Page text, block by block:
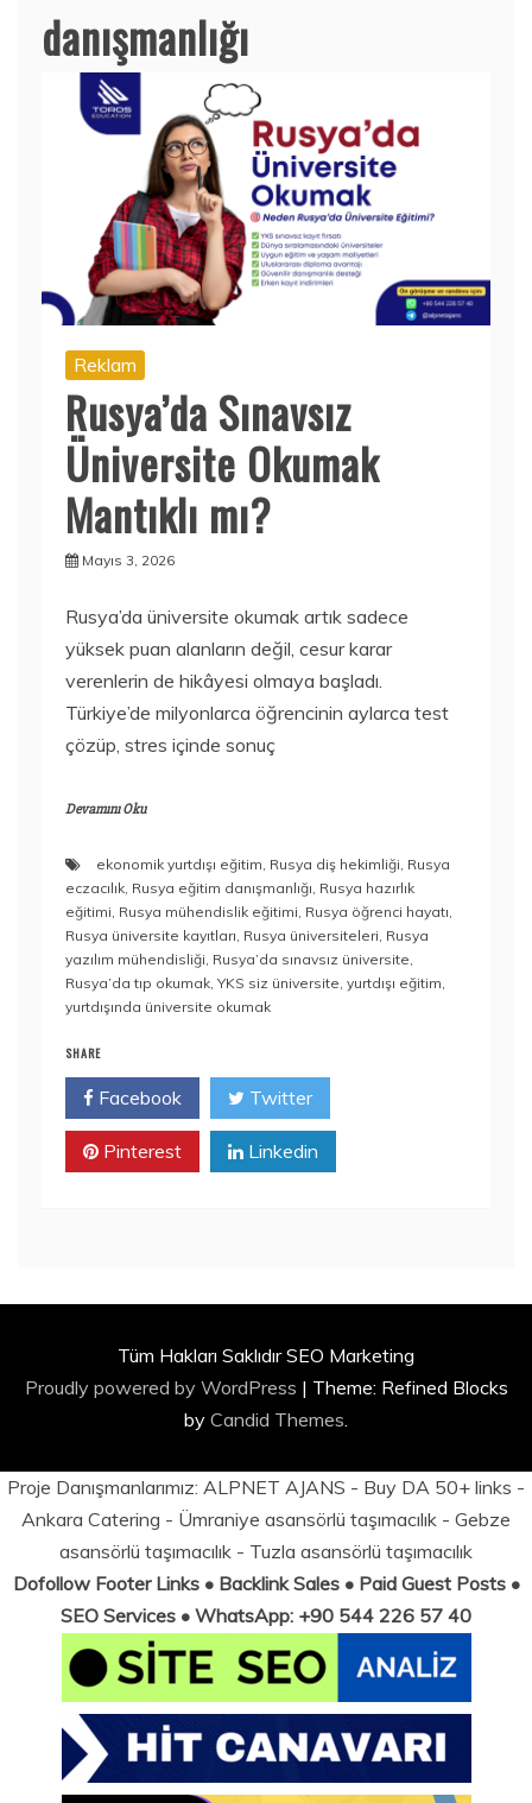
danışmanlığı
Reklam
Rusya’da Sınavsız
Üniversite Okumak
Mantıklı mı?
Mayıs 3, 2026
Rusya’da üniversite okumak artık sadece
yüksek puan alanların değil, cesur karar
verenlerin de hikâyesi olmaya başladı.
Türkiye’de milyonlarca öğrencinin aylarca test
çözüp, stres içinde sonuç
Devamını Oku
ekonomik yurtdışı eğitim, Rusya diş hekimliği, Rusya
eczacılık, Rusya eğitim danışmanlığı, Rusya hazırlık
eğitimi, Rusya mühendislik eğitimi, Rusya öğrenci hayatı,
Rusya üniversite kayıtları, Rusya üniversiteleri, Rusya
yazılım mühendisliği, Rusya’da sınavsız üniversite,
Rusya’da tıp okumak, YKS siz üniversite, yurtdışı eğitim,
yurtdışında üniversite okumak
SHARE
Facebook Twitter
Pinterest Linkedin
Tüm Hakları Saklıdır SEO Marketing
Proudly powered by WordPress | Theme: Refined Blocks
by Candid Themes.
Proje Danışmanlarımız: ALPNET AJANS - Buy DA 50+ links -
Ankara Catering - Ümraniye asansörlü taşımacılık - Gebze
asansörlü taşımacılık - Tuzla asansörlü taşımacılık
Dofollow Footer Links • Backlink Sales • Paid Guest Posts •
SEO Services • WhatsApp: +90 544 226 57 40